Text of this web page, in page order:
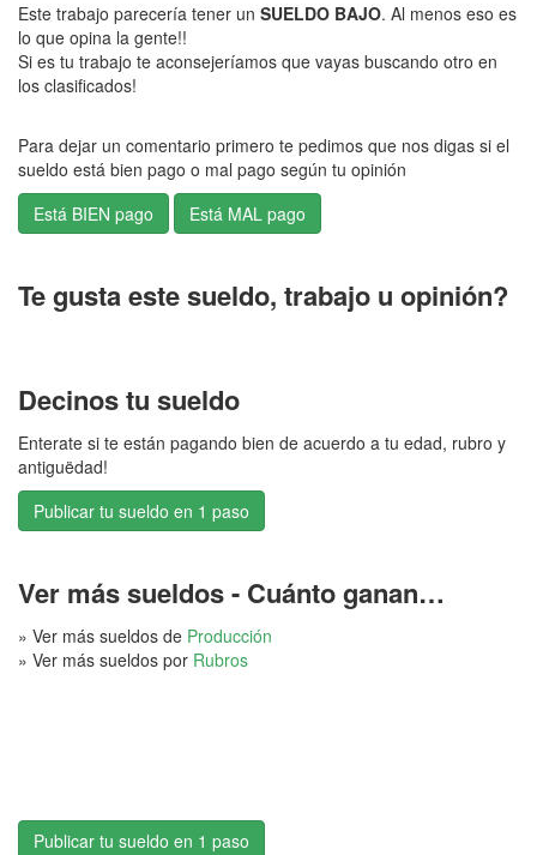
Este trabajo parecería tener un SUELDO BAJO. Al menos eso es
lo que opina la gente!!
Si es tu trabajo te aconsejeríamos que vayas buscando otro en
los clasificados!
Para dejar un comentario primero te pedimos que nos digas si el
sueldo está bien pago o mal pago según tu opinión
Te gusta este sueldo, trabajo u opinión?
Decinos tu sueldo
Enterate si te están pagando bien de acuerdo a tu edad, rubro y
antiguëdad!
Publicar tu sueldo en 1 paso
Ver más sueldos - Cuánto ganan…
» Ver más sueldos de Producción
» Ver más sueldos por Rubros
Publicar tu sueldo en 1 paso